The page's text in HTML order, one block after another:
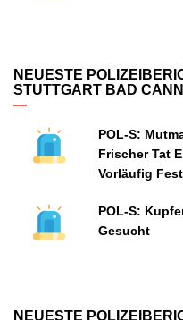
NEUESTE
STUTTGART BAD
POL-S:
Frischer Tat
Vorläufig
POL-S:
Gesucht
NEUESTE